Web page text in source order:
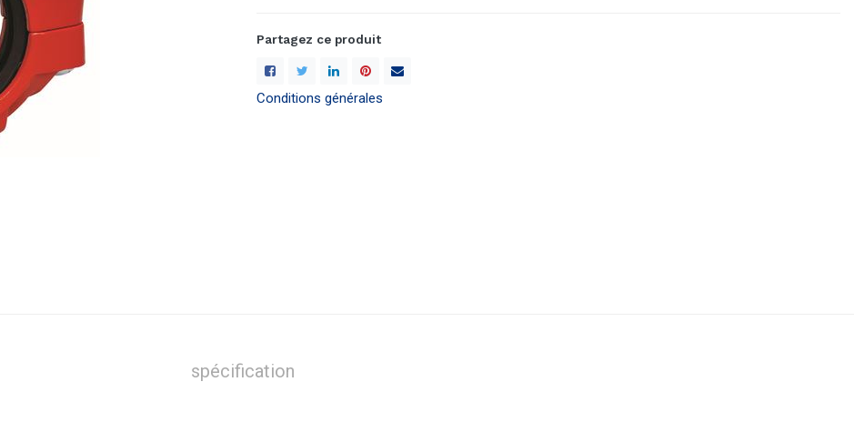
Partagez ce produit
Conditions générales
spécification